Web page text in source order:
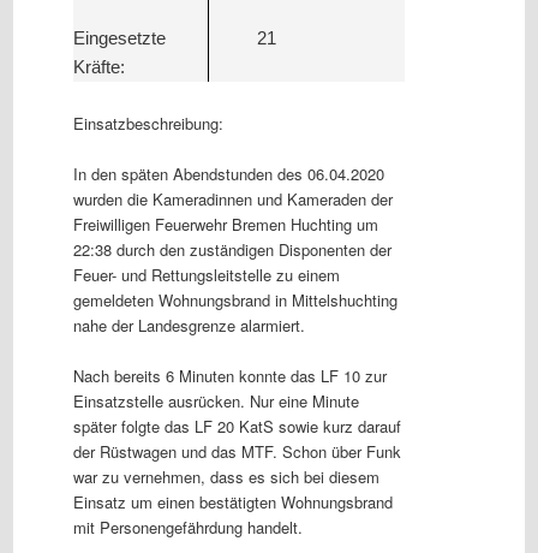
Eingesetzte
Kräfte:
21
Einsatzbeschreibung:
In den späten Abendstunden des 06.04.2020
wurden die Kameradinnen und Kameraden der
Freiwilligen Feuerwehr Bremen Huchting um
22:38 durch den zuständigen Disponenten der
Feuer- und Rettungsleitstelle zu einem
gemeldeten Wohnungsbrand in Mittelshuchting
nahe der Landesgrenze alarmiert.
Nach bereits 6 Minuten konnte das LF 10 zur
Einsatzstelle ausrücken. Nur eine Minute
später folgte das LF 20 KatS sowie kurz darauf
der Rüstwagen und das MTF. Schon über Funk
war zu vernehmen, dass es sich bei diesem
Einsatz um einen bestätigten Wohnungsbrand
mit Personengefährdung handelt.